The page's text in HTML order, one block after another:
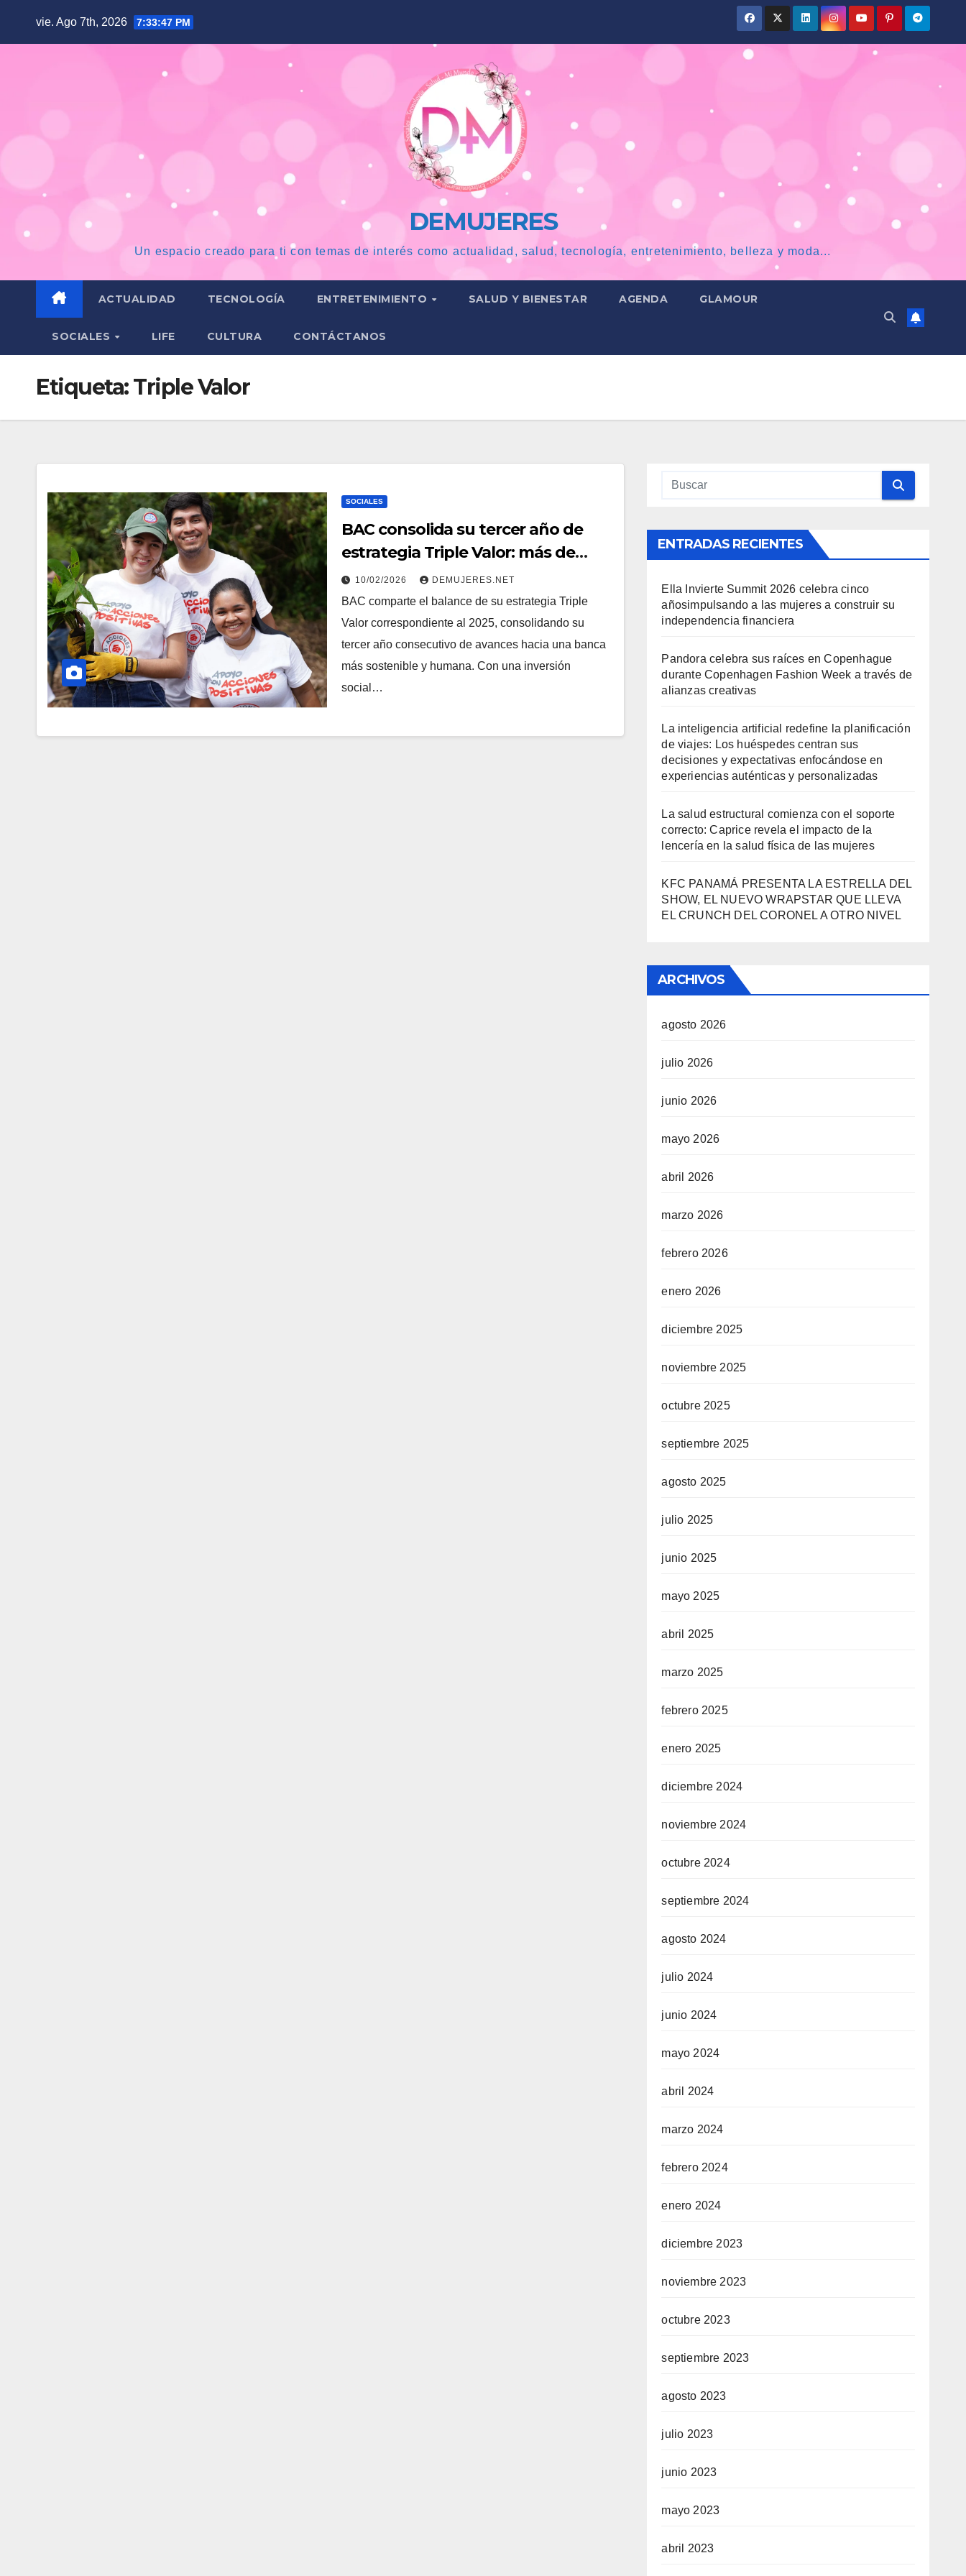
vie. Ago 7th, 2026 7:33:48 PM
DEMUJERES
Un espacio creado para ti con temas de interés como actualidad, salud, tecnología, entretenimiento, belleza y moda...
ACTUALIDAD TECNOLOGÍA ENTRETENIMIENTO SALUD Y BIENESTAR AGENDA GLAMOUR
SOCIALES LIFE CULTURA CONTÁCTANOS
Etiqueta:Triple Valor
SOCIALES
BAC consolida su tercer año de
estrategia Triple Valor: más de
$320,000 invertidos y 10,600
personas beneficiadas en su
camino hacia una banca
10/02/2026 DEMUJERES.NET
BAC comparte el balance de su estrategia Triple
Valor correspondiente al 2025, consolidando su
tercer año consecutivo de avances hacia una banca
más sostenible y humana. Con una inversión
social…
ENTRADAS RECIENTES
Ella Invierte Summit 2026 celebra cinco
añosimpulsando a las mujeres a construir su
independencia financiera
Pandora celebra sus raíces en Copenhague
durante Copenhagen Fashion Week a través de
alianzas creativas
La inteligencia artificial redefine la planificación
de viajes: Los huéspedes centran sus
decisiones y expectativas enfocándose en
experiencias auténticas y personalizadas
La salud estructural comienza con el soporte
correcto: Caprice revela el impacto de la
lencería en la salud física de las mujeres
KFC PANAMÁ PRESENTA LA ESTRELLA DEL
SHOW, EL NUEVO WRAPSTAR QUE LLEVA
EL CRUNCH DEL CORONEL A OTRO NIVEL
ARCHIVOS
agosto 2026
julio 2026
junio 2026
mayo 2026
abril 2026
marzo 2026
febrero 2026
enero 2026
diciembre 2025
noviembre 2025
octubre 2025
septiembre 2025
agosto 2025
julio 2025
junio 2025
mayo 2025
abril 2025
marzo 2025
febrero 2025
enero 2025
diciembre 2024
noviembre 2024
octubre 2024
septiembre 2024
agosto 2024
julio 2024
junio 2024
mayo 2024
abril 2024
marzo 2024
febrero 2024
enero 2024
diciembre 2023
noviembre 2023
octubre 2023
septiembre 2023
agosto 2023
julio 2023
junio 2023
mayo 2023
abril 2023